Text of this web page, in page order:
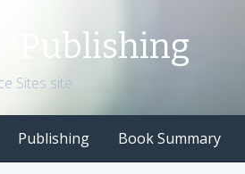
- Publishing
Sites site
Publishing Book Summary